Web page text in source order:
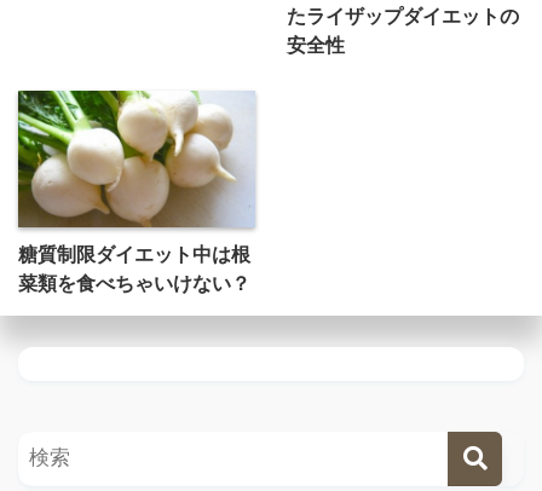
たライザップダイエットの
安全性
糖質制限ダイエット中は根
菜類を食べちゃいけない？